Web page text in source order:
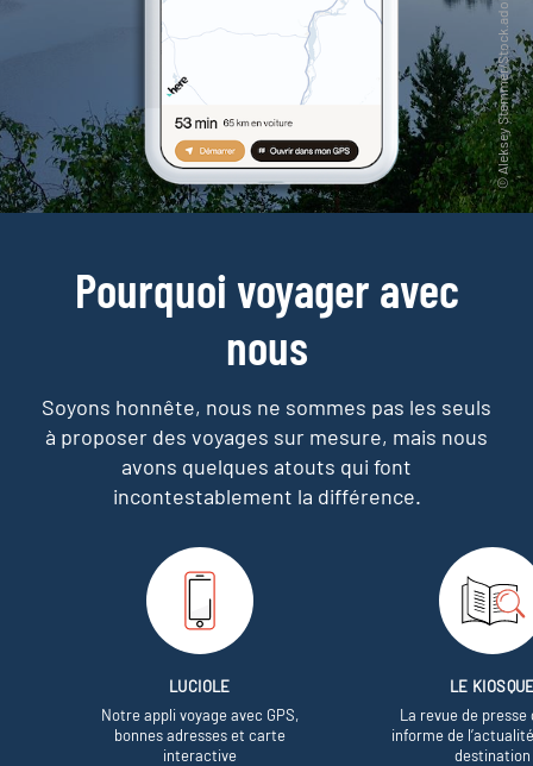
Pourquoi voyager avec
nous
Soyons honnête, nous ne sommes pas les seuls
à proposer des voyages sur mesure, mais nous
avons quelques atouts qui font
incontestablement la différence.
LUCIOLE
Notre appli voyage avec GPS,
bonnes adresses et carte
interactive
LE
La revue de presse
informe de
destination